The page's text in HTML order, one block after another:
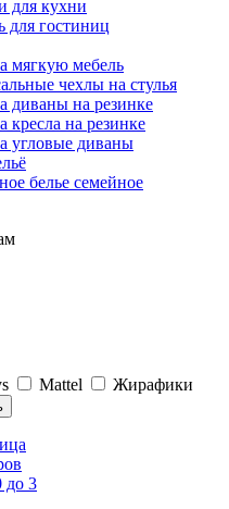
для кухни
для гостиниц
мягкую мебель
чехлы на стулья
диваны на резинке
кресла на резинке
угловые диваны
белье семейное
Mattel Жирафики
до 3